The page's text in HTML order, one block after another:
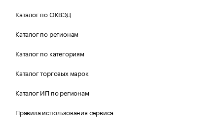
Каталог по ОКВЭД
Каталог по регионам
Каталог по категориям
Каталог торговых марок
Каталог ИП по регионам
Правила использования сервиса